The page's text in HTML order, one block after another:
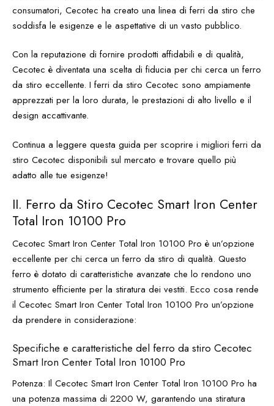
consumatori, Cecotec ha creato una linea di ferri da stiro che
soddisfa le esigenze e le aspettative di un vasto pubblico.
Con la reputazione di fornire prodotti affidabili e di qualità,
Cecotec è diventata una scelta di fiducia per chi cerca un ferro
da stiro eccellente. I ferri da stiro Cecotec sono ampiamente
apprezzati per la loro durata, le prestazioni di alto livello e il
design accattivante.
Continua a leggere questa guida per scoprire i migliori ferri da
stiro Cecotec disponibili sul mercato e trovare quello più
adatto alle tue esigenze!
II. Ferro da Stiro Cecotec Smart Iron Center
Total Iron 10100 Pro
Cecotec Smart Iron Center Total Iron 10100 Pro è un’opzione
eccellente per chi cerca un ferro da stiro di qualità. Questo
ferro è dotato di caratteristiche avanzate che lo rendono uno
strumento efficiente per la stiratura dei vestiti. Ecco cosa rende
il Cecotec Smart Iron Center Total Iron 10100 Pro un’opzione
da prendere in considerazione:
Specifiche e caratteristiche del ferro da stiro Cecotec
Smart Iron Center Total Iron 10100 Pro
Potenza: Il Cecotec Smart Iron Center Total Iron 10100 Pro ha
una potenza massima di 2200 W, garantendo una stiratura